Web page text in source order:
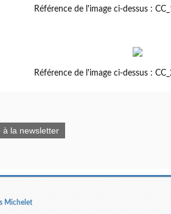
Référence de l'image ci-dessus :
Référence de l'image ci-dessus :
à la newsletter
Michelet